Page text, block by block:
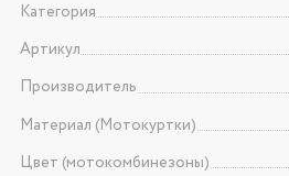
Категория
Артикул
Производитель
Материал (Мотокуртки)
Цвет (мотокомбинезоны)